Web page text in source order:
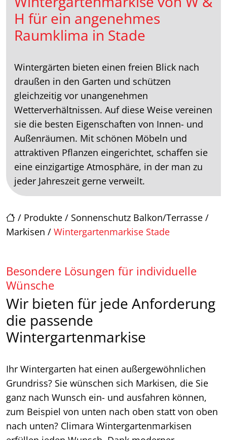
/ Produkte / Sonnenschutz Balkon/Terrasse /
Markisen / Wintergartenmarkise Stade
H für ein angenehmes
Raumklima in Stade
Wintergärten bieten einen freien Blick nach
draußen in den Garten und schützen
gleichzeitig vor unangenehmen
Wetterverhältnissen. Auf diese Weise vereinen
sie die besten Eigenschaften von Innen- und
Außenräumen. Mit schönen Möbeln und
attraktiven Pflanzen eingerichtet, schaffen sie
eine einzigartige Atmosphäre, in der man zu
jeder Jahreszeit gerne verweilt.
Besondere Lösungen für individuelle
Wünsche
Wir bieten für jede Anforderung
die passende
Wintergartenmarkise
Ihr Wintergarten hat einen außergewöhnlichen
Grundriss? Sie wünschen sich Markisen, die Sie
ganz nach Wunsch ein- und ausfahren können,
zum Beispiel von unten nach oben statt von oben
nach unten? Climara Wintergartenmarkisen